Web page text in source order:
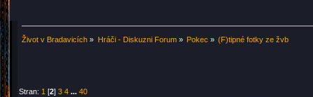
Život v Bradavicích » Hráči - Diskuzni Forum» Pokec » (F)tipné fotky ze žvb
Stran: 1 [2]3 4 ...40